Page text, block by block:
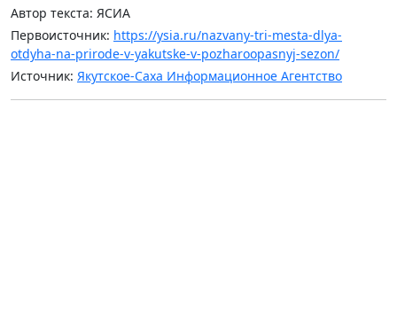
Автор текста: ЯСИА
Первоисточник: https://ysia.ru/nazvany-tri-mesta-dlya-
otdyha-na-prirode-v-yakutske-v-pozharoopasnyj-sezon/
Источник: Якутское-Саха Информационное Агентство